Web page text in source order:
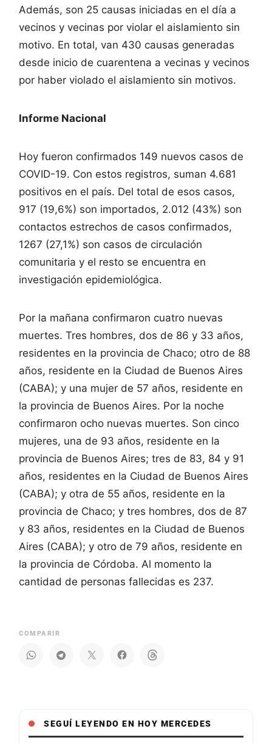
Además, son 25 causas iniciadas en el día a
vecinos y vecinas por violar el aislamiento sin
motivo. En total, van 430 causas generadas
desde inicio de cuarentena a vecinas y vecinos
por haber violado el aislamiento sin motivos.
Informe Nacional
Hoy fueron confirmados 149 nuevos casos de
COVID-19. Con estos registros, suman 4.681
positivos en el país. Del total de esos casos,
917 (19,6%) son importados, 2.012 (43%) son
contactos estrechos de casos confirmados,
1267 (27,1%) son casos de circulación
comunitaria y el resto se encuentra en
investigación epidemiológica.
Por la mañana confirmaron cuatro nuevas
muertes. Tres hombres, dos de 86 y 33 años,
residentes en la provincia de Chaco; otro de 88
años, residente en la Ciudad de Buenos Aires
(CABA); y una mujer de 57 años, residente en
la provincia de Buenos Aires. Por la noche
confirmaron ocho nuevas muertes. Son cinco
mujeres, una de 93 años, residente en la
provincia de Buenos Aires; tres de 83, 84 y 91
años, residentes en la Ciudad de Buenos Aires
(CABA); y otra de 55 años, residente en la
provincia de Chaco; y tres hombres, dos de 87
y 83 años, residentes en la Ciudad de Buenos
Aires (CABA); y otro de 79 años, residente en
la provincia de Córdoba. Al momento la
cantidad de personas fallecidas es 237.
COMPARIR
SEGUÍ LEYENDO EN HOY MERCEDES